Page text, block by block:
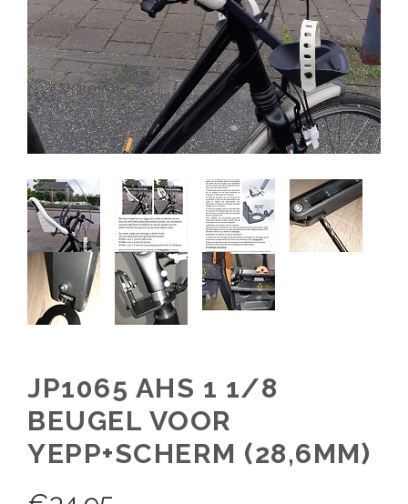
JP1065 AHS 1 1/8
BEUGEL VOOR
YEPP+SCHERM (28,6MM)